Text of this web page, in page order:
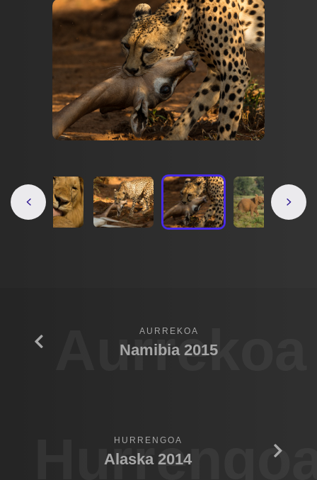
Aurrekoa
AURREKOA
Namibia 2015
HURRENGOA
Alaska 2014